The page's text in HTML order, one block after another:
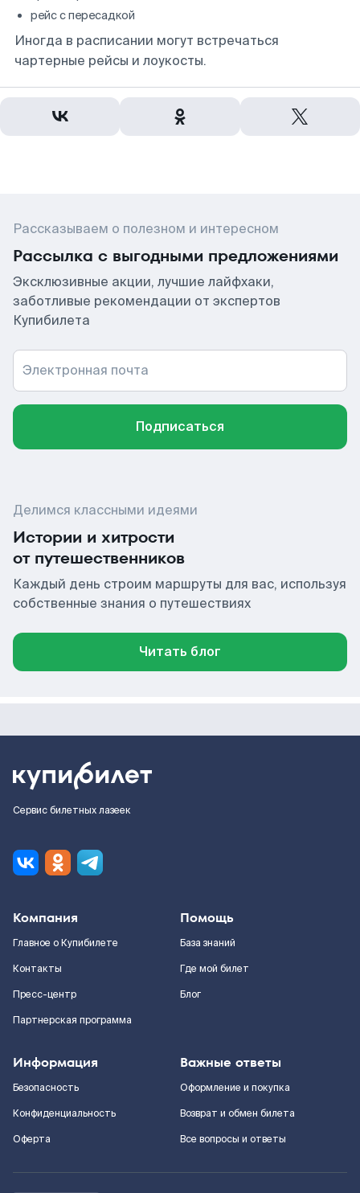
рейс с пересадкой
Иногда в расписании могут встречаться
чартерные рейсы и лоукосты.
Рассказываем о полезном и интересном
Рассылка с выгодными предложениями
Эксклюзивные акции, лучшие лайфхаки,
заботливые рекомендации от экспертов
Купибилета
Электронная почта
Подписаться
Делимся классными идеями
Истории и хитрости
от путешественников
Каждый день строим маршруты для вас, используя
собственные знания о путешествиях
Читать блог
Сервис билетных лазеек
Компания
Главное о Купибилете
Контакты
Пресс-центр
Партнерская программа
Помощь
База знаний
Где мой билет
Блог
Информация
Безопасность
Конфиденциальность
Оферта
Важные ответы
Оформление и покупка
Возврат и обмен билета
Все вопросы и ответы